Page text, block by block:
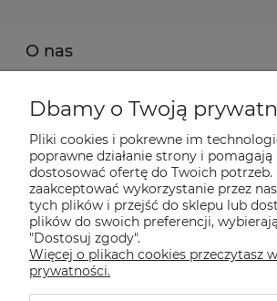
O nas
Moje konto
Płatności i dostawa
Pomoc
Informacje
Dbamy o Twoją
Pliki cookies i pokrewne im
poprawne działanie strony i pomagają
dostosować ofertę do Twoich potrzeb.
zaakceptować wykorzystanie przez
tych plików i przejść do sklepu lub
plików do swoich preferencji,
"Dostosuj zgody".
Więcej o plikach cookies przeczytasz
prywatności.